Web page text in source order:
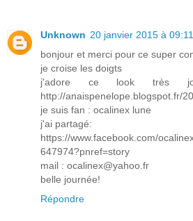
Unknown 20 janvier 2015 à 09:11
bonjour et merci pour ce super
je croise les doigts
j'adore ce look très
http://anaispenelope.blogspot.fr/
je suis fan : ocalinex lune
j'ai partagé:
https://www.facebook.com/
647974?pnref=story
mail : ocalinex@yahoo.fr
belle journée!
Répondre